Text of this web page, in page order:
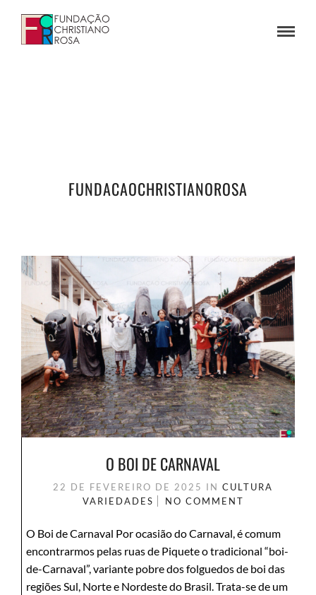
FUNDACAOCHRISTIANOROSA
O BOI DE CARNAVAL
22 DE FEVEREIRO DE 2025 IN CULTURA
VARIEDADES
NO COMMENT
O Boi de Carnaval Por ocasião do Carnaval, é comum
encontrarmos pelas ruas de Piquete o tradicional “boi-
de-Carnaval”, variante pobre dos folguedos de boi das
regiões Sul, Norte e Nordeste do Brasil. Trata-se de um